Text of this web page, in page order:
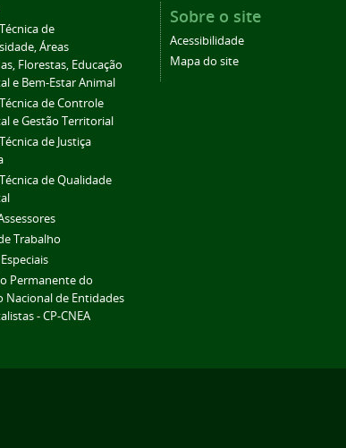
de
Áreas
Florestas, Educação
e Bem-Estar Animal
de Controle
e Gestão Territorial
de Justiça
de Qualidade
Trabalho
Permanente do
Nacional de Entidades
- CP-CNEA
Sobre o site
Acessibilidade
Mapa do site